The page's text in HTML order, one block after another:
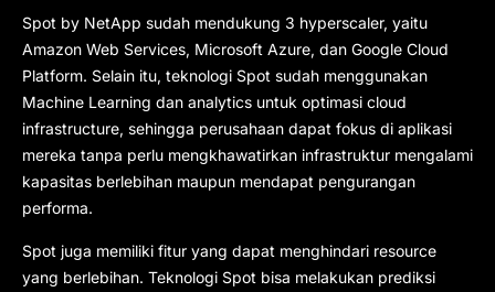
Spot by NetApp sudah mendukung 3 hyperscaler, yaitu
Amazon Web Services, Microsoft Azure, dan Google Cloud
Platform. Selain itu, teknologi Spot sudah menggunakan
Machine Learning dan analytics untuk optimasi cloud
infrastructure, sehingga perusahaan dapat fokus di aplikasi
mereka tanpa perlu mengkhawatirkan infrastruktur mengalami
kapasitas berlebihan maupun mendapat pengurangan
performa.
Spot juga memiliki fitur yang dapat menghindari resource
yang berlebihan. Teknologi Spot bisa melakukan prediksi